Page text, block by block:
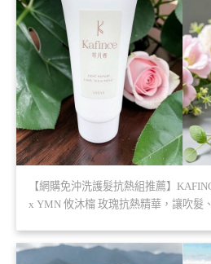
【網購免沖洗護髮抗熱組推薦】
x YMN 攸沐橣 玫瑰抗熱精華，讓吹髮